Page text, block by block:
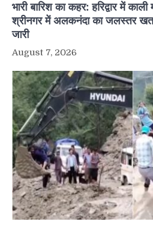
भारी बारिश का कहर: हरिद्वार में काली
श्रीनगर में अलकनंदा का जलस्तर
जारी
August 7, 2026